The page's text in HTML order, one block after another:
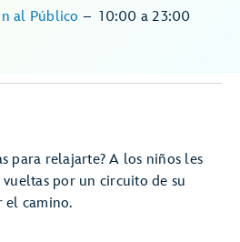
al Público –10:00 a 23:00
para relajarte? A los niños les
por un circuito de su
el camino.